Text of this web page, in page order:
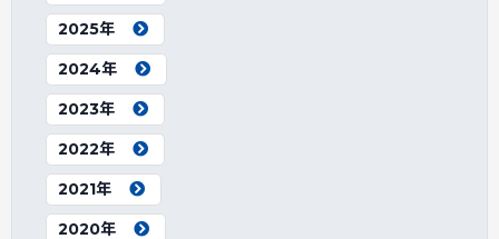
2025年
2024年
2023年
2022年
2021年
2020年